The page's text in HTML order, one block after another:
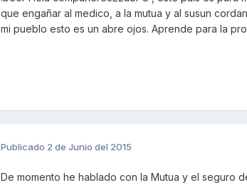
que engañar al medico, a la mutua y al susun
mi pueblo esto es un abre ojos. Aprende para la
Publicado 2 de Junio del 2015
De momento he hablado con la Mutua y el seguro